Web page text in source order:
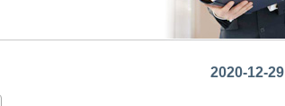
2020-12-29